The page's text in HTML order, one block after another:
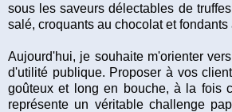
sous les saveurs délectables de
salé, croquants au chocolat et fondants
Aujourd'hui, je souhaite m'orienter
d'utilité publique. Proposer à vos
goûteux et long en bouche, à la fois
représente un véritable challenge